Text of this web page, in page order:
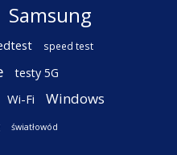
Samsung
speed test
testy 5G
Wi-Fi Windows
światłowód